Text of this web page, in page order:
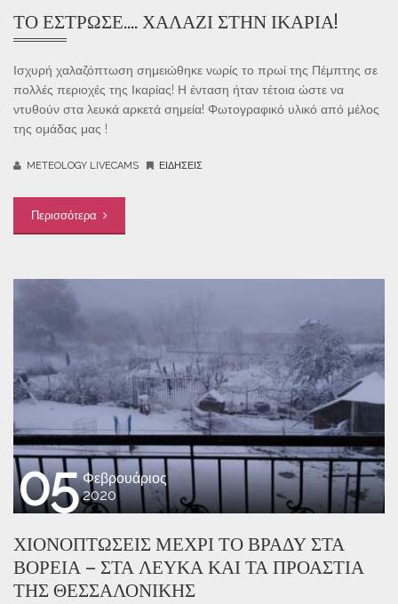
ΤΟ ΈΣΤΡΩΣΕ…. ΧΑΛΆΖΙ ΣΤΗΝ ΙΚΑΡΊΑ!
Ισχυρή χαλαζόπτωση σημειώθηκε νωρίς το πρωί της Πέμπτης σε
πολλές περιοχές της Ικαρίας! Η ένταση ήταν τέτοια ώστε να
ντυθούν στα λευκά αρκετά σημεία! Φωτογραφικό υλικό από μέλος
της ομάδας μας !
METEOLOGY LIVECAMS ΕΙΔΉΣΕΙΣ
Περισσότερα
05 Φεβρουάριος
2020
ΧΙΟΝΟΠΤΏΣΕΙΣ ΜΈΧΡΙ ΤΟ ΒΡΆΔΥ ΣΤΑ
ΒΌΡΕΙΑ – ΣΤΑ ΛΕΥΚΆ ΚΑΙ ΤΑ ΠΡΟΆΣΤΙΑ
ΤΗΣ ΘΕΣΣΑΛΟΝΊΚΗΣ